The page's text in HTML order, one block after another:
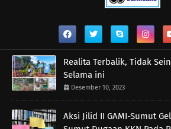
Realita Terbalik, Tidak
Selama ini
Desember 10, 2023
Aksi Jilid II GAMI-Sumut